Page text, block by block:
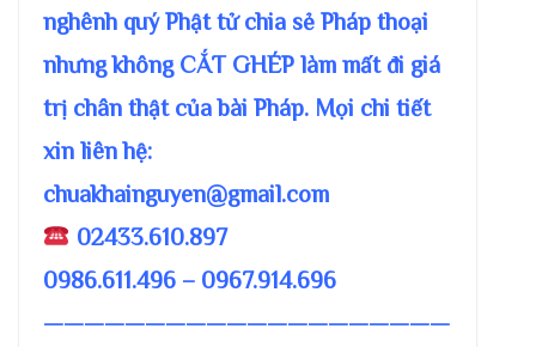
nghênh quý Phật tử chia sẻ Pháp thoại
nhưng không CẮT GHÉP làm mất đi giá
trị chân thật của bài Pháp. Mọi chi tiết
xin liên hệ:
chuakhainguyen@gmail.com
02433.610.897
0986.611.496 – 0967.914.696
————————————————————